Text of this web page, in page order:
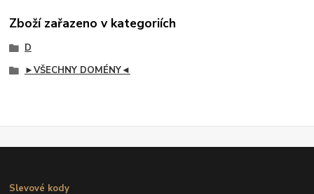
Zboží zařazeno v kategoriích
D
►VŠECHNY DOMÉNY◄
Slevové kody